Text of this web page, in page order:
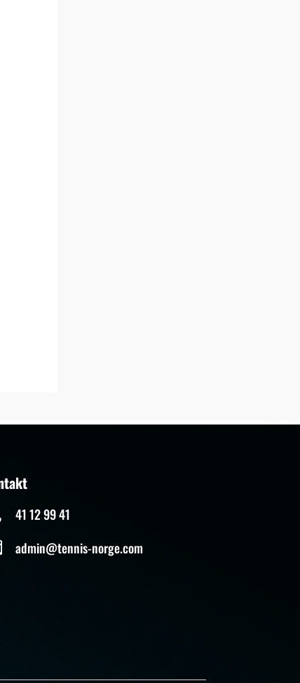
41 12 99 41
admin@tennis-norge.com